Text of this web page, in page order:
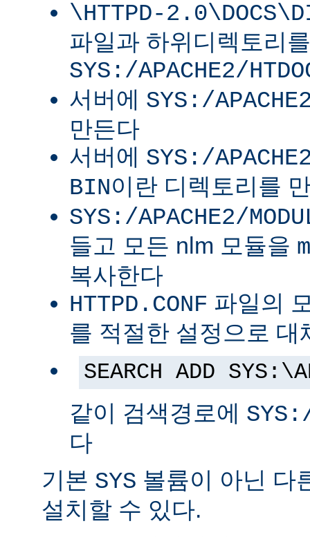
\HTTPD-
파일과 하위디렉토리를
SYS:/APACHE2/
서버에 SYS:/
만든다
서버에 SYS:/
BIN이란 디렉토리를
SYS:/APACHE2/
들고 모든 nlm 모듈을
복사한다
HTTPD.CONF 파일의
를 적절한 설정으로 대
SEARCH ADD
같이 검색경로에
다
기본 SYS 볼륨이 아닌 다
설치할 수 있다.